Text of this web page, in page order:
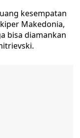
kesempatan
Makedonia,
bisa diamankan